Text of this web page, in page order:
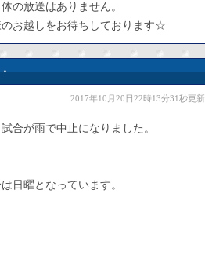
の放送はありません。
お越しをお待ちしております☆
2017年10月20日22時13分31秒更新
合が雨で中止になりました。
日曜となっています。